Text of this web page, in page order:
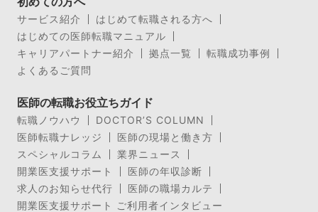
サービス紹介
はじめて転職される方へ
はじめての医師転職マニュアル
キャリアパートナー紹介
拠点一覧
転職成功事例
よくあるご質問
医師の転職お役立ちガイド
転職ノウハウ
DOCTOR’S COLUMN
医師転職ナレッジ
医師の現場と働き方
スペシャルコラム
業界ニュース
開業医支援サポート
医師の年収診断
求人のお知らせ代行
医師の職場カルテ
開業医支援サポート ご利用者インタビュー